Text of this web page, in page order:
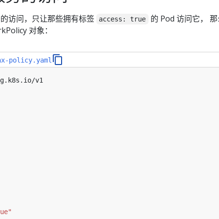
访问，只让那些拥有标签 access: true
的 Pod 访问它，
对象：
policy.yaml
v1